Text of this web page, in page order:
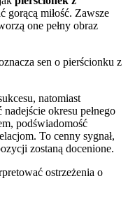
gorącą miłość. Zawsze
one pełny obraz
sen o pierścionku z
natomiast
okresu pełnego
podświadomość
To cenny sygnał,
zostaną docenione.
ostrzeżenia o